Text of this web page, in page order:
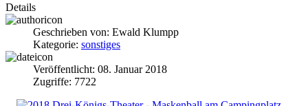
Details
Geschrieben von: Ewald Klumpp
Kategorie: sonstiges
Veröffentlicht: 08. Januar 2018
Zugriffe: 7722